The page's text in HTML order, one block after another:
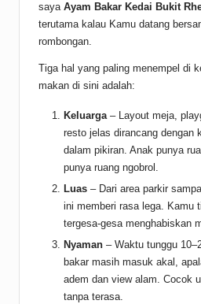
saya Ayam Bakar Kedai Bukit
terutama kalau Kamu datang
rombongan.
Tiga hal yang paling menempel di
makan di sini adalah:
Keluarga– Layout meja,
resto jelas dirancang dengan
dalam pikiran. Anak punya
punya ruang ngobrol.
Luas – Dari area parkir
ini memberi rasa lega. Kamu
tergesa-gesa menghabiskan
Nyaman – Waktu tunggu
bakar masih masuk akal,
adem dan view alam. Cocok
tanpa terasa.